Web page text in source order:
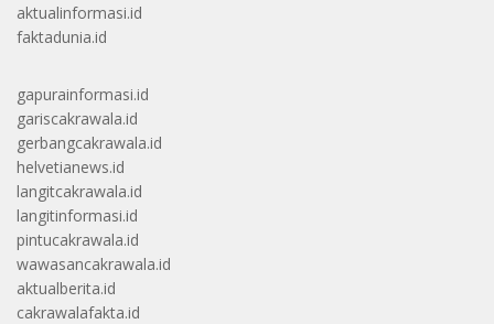
aktualinformasi.id
faktadunia.id
gapurainformasi.id
gariscakrawala.id
gerbangcakrawala.id
helvetianews.id
langitcakrawala.id
langitinformasi.id
pintucakrawala.id
wawasancakrawala.id
aktualberita.id
cakrawalafakta.id